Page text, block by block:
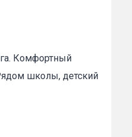
Комфортный
школы, детский